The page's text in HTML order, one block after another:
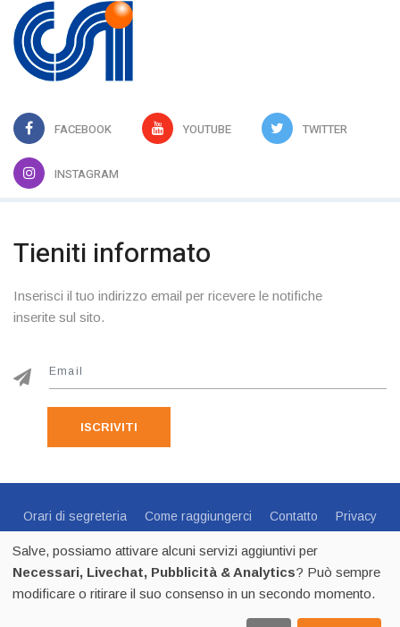
FACEBOOK YOUTUBE TWITTER
INSTAGRAM
Tieniti informato
Inserisci il tuo indirizzo email per ricevere le notifiche
inserite sul sito.
ISCRIVITI
Orari di segreteria Come raggiungerci Contatto
Privacy
Centro Sportivo Italiano Comitato di Trento - via C.Endrici, 20
Trento -0461 1821695- CF 80018840225 - p.iva 02518100223
Salve, possiamo attivare alcuni servizi aggiuntivi per
Necessari, Livechat, Pubblicità & Analytics? Può sempre
modificare o ritirare il suo consenso in un secondo momento.